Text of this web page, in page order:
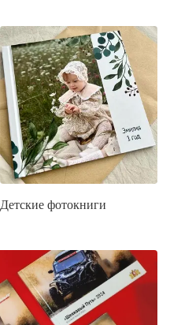
Детские фотокниги